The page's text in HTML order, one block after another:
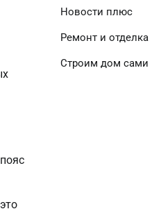
Новости плюс
Ремонт и отделка
Строим дом сами